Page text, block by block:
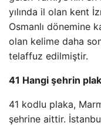
yılında il olan kent
Osmanlı dönemine
olan kelime daha
telaffuz edilmiştir.
41 Hangi şehrin
41 kodlu plaka,
şehrine aittir.